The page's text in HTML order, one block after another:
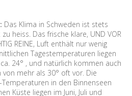
Das Klima in Schweden ist stets
heiss. Das frische klare, UND VOR
REINE, Luft enthält nur wenig
Tagestemperaturen liegen
24° , und natürlich kommen auch
mehr als 30° oft vor. Die
in den Binnenseen
Küste liegen im Juni, Juli und